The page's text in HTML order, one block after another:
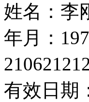
姓名：李
年月：
有效日期